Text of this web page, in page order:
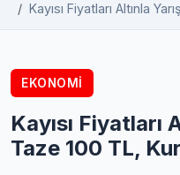
Kayısı Fiyatları Altınla
EKONOMI
Kayısı Fiyatları
Taze 100 TL,